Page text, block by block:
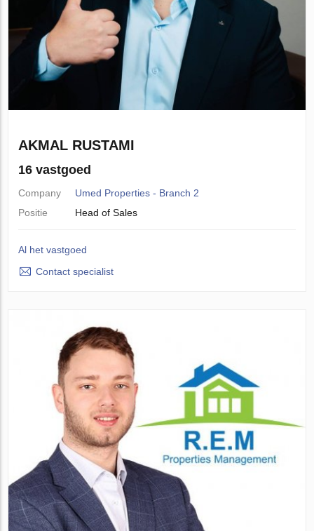
AKMAL RUSTAMI
16 vastgoed
Company
Umed Properties - Branch 2
Positie
Head of Sales
Al het vastgoed
Contact specialist